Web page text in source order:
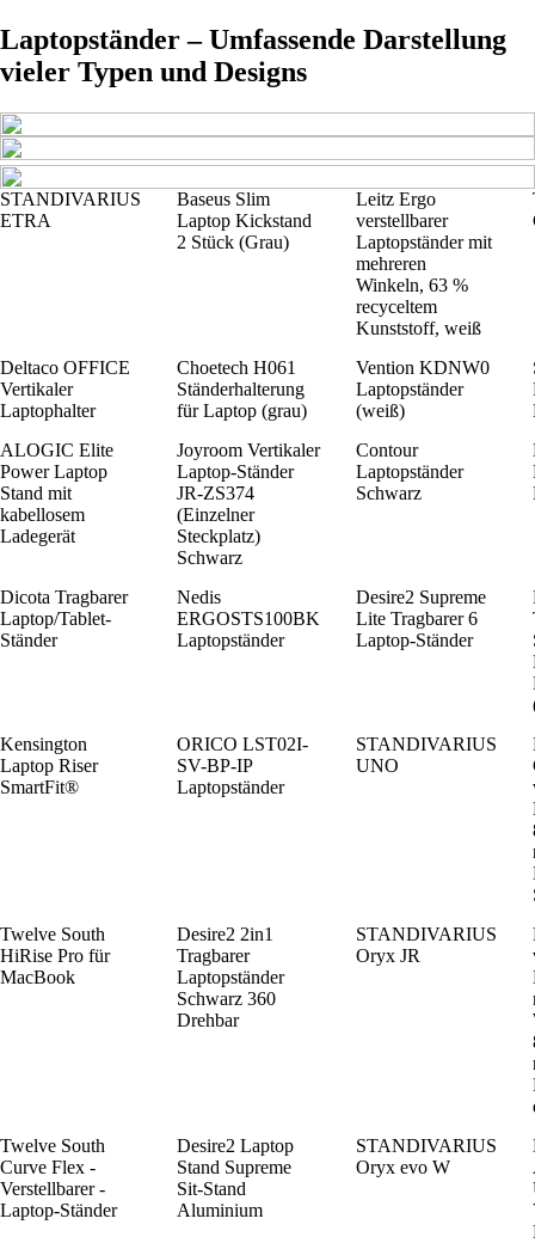
Laptopständer – Umfassende Darstellung
vieler Typen und Designs
STANDIVARIUS
ETRA
Baseus Slim
Laptop Kickstand
2 Stück (Grau)
Leitz Ergo
verstellbarer
Laptopständer mit
mehreren
Winkeln, 63 %
recyceltem
Kunststoff, weiß
Deltaco OFFICE
Vertikaler
Laptophalter
Choetech H061
Ständerhalterung
für Laptop (grau)
Vention KDNW0
Laptopständer
(weiß)
ALOGIC Elite
Power Laptop
Stand mit
kabellosem
Ladegerät
Joyroom Vertikaler
Laptop-Ständer
JR-ZS374
(Einzelner
Steckplatz)
Schwarz
Contour
Laptopständer
Schwarz
Dicota Tragbarer
Laptop/Tablet-
Ständer
Nedis
ERGOSTS100BK
Laptopständer
Desire2 Supreme
Lite Tragbarer 6
Laptop-Ständer
Kensington
Laptop Riser
SmartFit®
ORICO LST02I-
SV-BP-IP
Laptopständer
STANDIVARIUS
UNO
Twelve South
HiRise Pro für
MacBook
Desire2 2in1
Tragbarer
Laptopständer
Schwarz 360
Drehbar
STANDIVARIUS
Oryx JR
Twelve South
Curve Flex -
Verstellbarer -
Laptop-Ständer
Desire2 Laptop
Stand Supreme
Sit-Stand
Aluminium
STANDIVARIUS
Oryx evo W